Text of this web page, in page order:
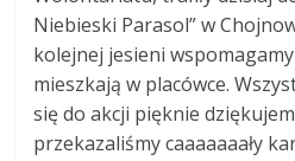
Niebieski Parasol” w
kolejnej jesieni
mieszkają w placówce.
się do akcji pięknie
przekazaliśmy caaaaaaały